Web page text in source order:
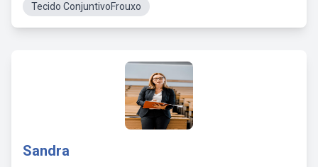
Tecido ConjuntivoFrouxo
Sandra